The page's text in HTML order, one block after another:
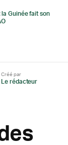
la Guinée fait son
Créé par
Le rédacteur